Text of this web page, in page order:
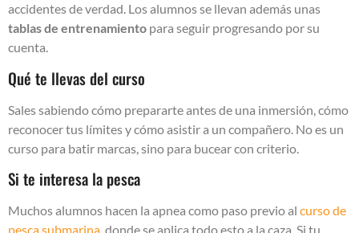
accidentes de verdad. Los alumnos se llevan además unas
tablas de entrenamiento para seguir progresando por su
cuenta.
Qué te llevas del curso
Sales sabiendo cómo prepararte antes de una inmersión, cómo
reconocer tus límites y cómo asistir a un compañero. No es un
curso para batir marcas, sino para bucear con criterio.
Si te interesa la pesca
Muchos alumnos hacen la apnea como paso previo al curso de
pesca submarina, donde se aplica todo esto a la caza. Si tu